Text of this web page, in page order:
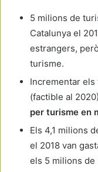
5 milions de
Catalunya el
estrangers, però
turisme.
Incrementar
(factible al
per turisme en
Els 4,1 milions
el 2018 van
els 5 milions de